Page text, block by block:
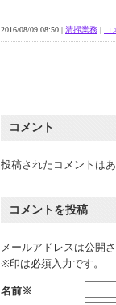
2016/08/09 08:50 | 清掃業務 | コ
コメント
投稿されたコメントは
コメントを投稿
メールアドレスは公開
※印は必須入力です。
名前※